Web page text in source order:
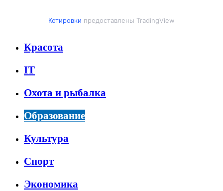
Котировки предоставлены TradingView
Красота
IT
Охота и рыбалка
Образование
Культура
Спорт
Экономика